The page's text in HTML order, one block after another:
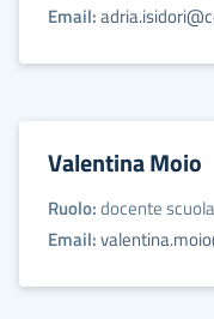
Email:
Valentina Moio
Ruolo:docente
Email: